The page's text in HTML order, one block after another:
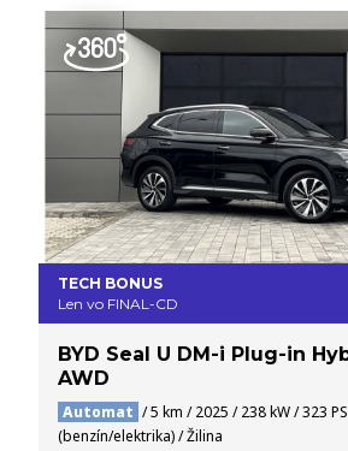
TECH BONUS
Len vo FINAL-CD
BYD Seal U DM-i Plug-in
AWD
Automat / 5 km / 2025 / 238 kW / 323
(benzín/elektrika) / Žilina